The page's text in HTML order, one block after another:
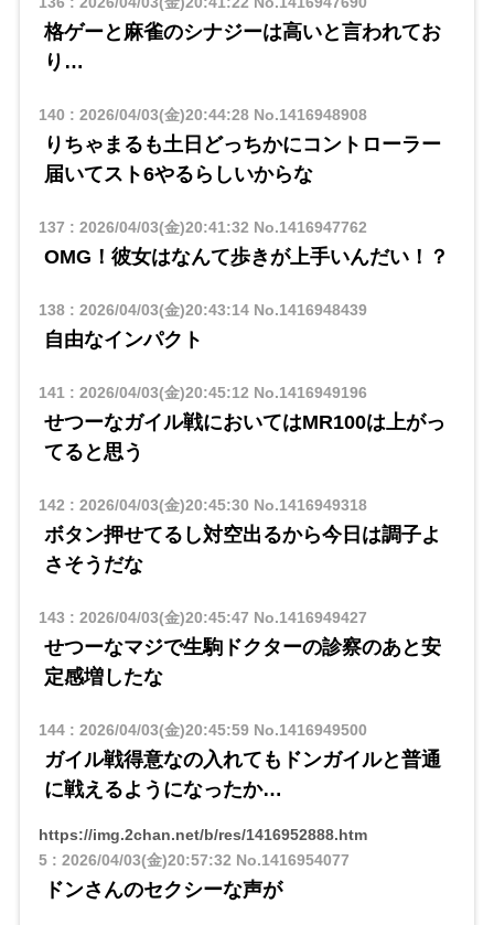
格ゲーと麻雀のシナジーは高いと言われてお
り…
140 : 2026/04/03(金)20:44:28No.1416948908
りちゃまるも土日どっちかにコントローラー
届いてスト6やるらしいからな
137 : 2026/04/03(金)20:41:32 No.1416947762
OMG！彼女はなんて歩きが上手いんだい！？
138: 2026/04/03(金)20:43:14No.1416948439
自由なインパクト
141: 2026/04/03(金)20:45:12 No.1416949196
せつーなガイル戦においてはMR100は上がっ
てると思う
142 : 2026/04/03(金)20:45:30 No.1416949318
ボタン押せてるし対空出るから今日は調子よ
さそうだな
143 : 2026/04/03(金)20:45:47 No.1416949427
せつーなマジで生駒ドクターの診察のあと安
定感増したな
144: 2026/04/03(金)20:45:59No.1416949500
ガイル戦得意なの入れてもドンガイルと普通
に戦えるようになったか…
https://img.2chan.net/b/res/1416952888.htm
5: 2026/04/03(金)20:57:32 No.1416954077
ドンさんのセクシーな声が